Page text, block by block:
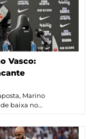
Vasco:
Marino
baixa no...